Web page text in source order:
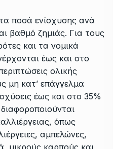
ποσά ενίσχυσης ανά
βαθμό ζημιάς. Για τους
και τα νομικά
έως και στο
ολικής
μη κατ’ επάγγελμα
έως και στο 35%
όπως
αμπελώνες,
μικρούς καρπούς και